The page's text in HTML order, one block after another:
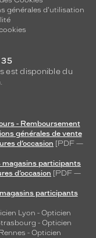
générales d'utilisation
35
est disponible du
- Remboursement
générales de vente
d’occasion [PDF —
magasins participants
d’occasion [PDF —
participants
Lyon - Opticien
- Opticien
- Opticien